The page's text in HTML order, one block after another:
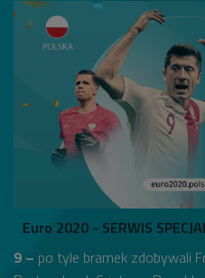
Euro 2020 - SERWIS
9 – po tyle bramek zdobywali